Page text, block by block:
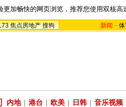
更加畅快的网页浏览，推荐您使用双核高
焦点房地产 搜狗 新闻 -
内地 港台 欧美 日韩 音乐视频